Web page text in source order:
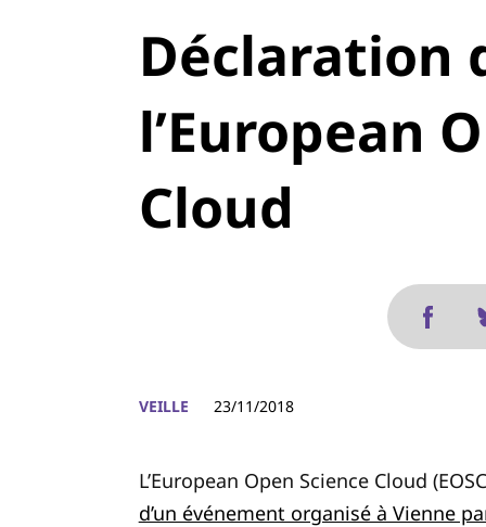
Déclaration
l’European
Cloud
VEILLE 23/11/2018
L’European Open Science Cloud
d’un événement organisé à Vienne